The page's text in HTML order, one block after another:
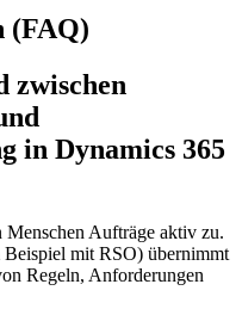
(FAQ)
zwischen
in Dynamics 365
Aufträge aktiv zu.
Beispiel mit RSO) übernimmt
Regeln, Anforderungen